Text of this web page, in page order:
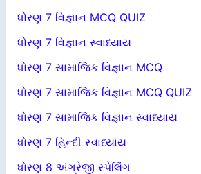
ધોરણ 7 વિજ્ઞાન MCQ QUIZ
ધોરણ 7 વિજ્ઞાન સ્વાધ્યાય
ધોરણ 7 સામાજિક વિજ્ઞાન MCQ
ધોરણ 7 સામાજિક વિજ્ઞાન MCQ QUIZ
ધોરણ 7 સામાજિક વિજ્ઞાન સ્વાધ્યાય
ધોરણ 7 હિન્દી સ્વાધ્યાય
ધોરણ 8 અંગ્રેજી સ્પેલિંગ